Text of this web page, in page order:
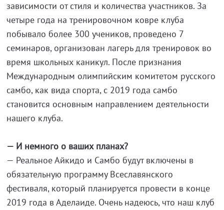
зависимости от стиля и количества участников. За
четыре года на тренировочном ковре клуба
побывало более 300 учеников, проведено 7
семинаров, организован лагерь для тренировок во
время школьных каникул. После признания
Международным олимпийским комитетом русского
самбо, как вида спорта, с 2019 года самбо
становится основным направлением деятельности
нашего клуба.
— И немного о ваших планах?
— Реальное Айкидо и Самбо будут включены в
обязательную программу Всеславянского
фестиваля, который планируется провести в конце
2019 года в Аделаиде. Очень надеюсь, что наш клуб